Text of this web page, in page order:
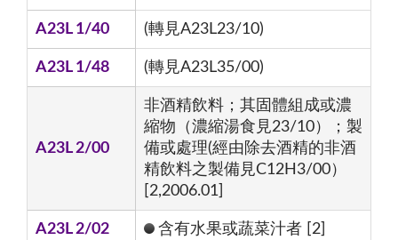
A23L 1/40 (轉見A23L23/10)
A23L 1/48 (轉見A23L35/00)
A23L 2/00
非酒精飲料；其固體組成或濃
縮物（濃縮湯食見23/10）；製
備或處理(經由除去酒精的非酒
精飲料之製備見C12H3/00）
[2,2006.01]
A23L 2/02 含有水果或蔬菜汁者 [2]